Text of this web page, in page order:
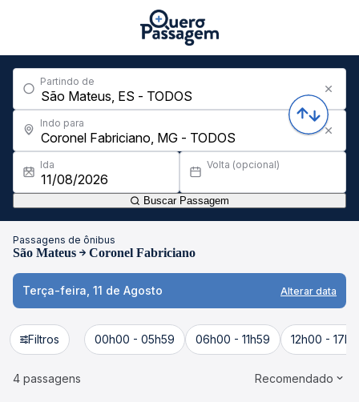
Partindo de
Indo para
Ida Volta (opcional)
Buscar Passagem
Passagens de ônibus
São Mateus Coronel Fabriciano
Terça-feira, 11 de Agosto Alterar data
Filtros 00h00 - 05h59 06h00 - 11h59 12h00 -
4 passagens Recomendado